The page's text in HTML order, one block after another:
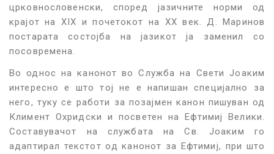
црковнословенски, според јазичните норми од
крајот на XIX и почетокот на XX век. Д. Маринов
постарата состојба на јазикот ја заменил со
посовремена.
Во однос на канонот во Служба на Свети Јоаким
интересно е што тој не е напишан специјално за
него, туку се работи за позајмен канон пишуван од
Климент Охридски и посветен на Ефтимиј Велики.
Составувачот на службата на Св. Јоаким го
адаптирал текстот од канонот за Ефтимиј, при што